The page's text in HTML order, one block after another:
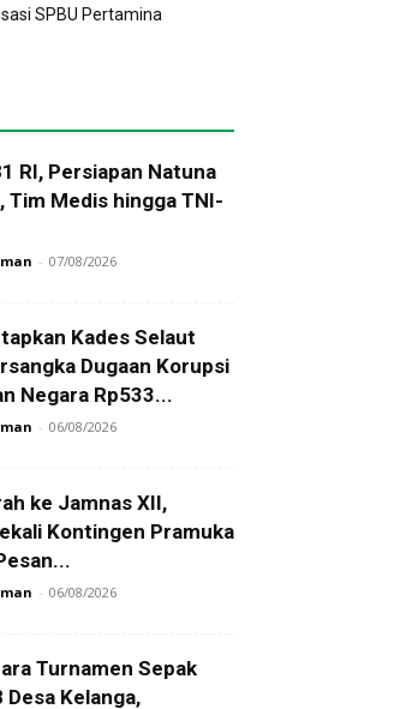
SPBU Pertamina
RI, Persiapan Natuna
Tim Medis hingga TNI-
- 07/08/2026
Kades Selaut
Dugaan Korupsi
Negara Rp533...
- 06/08/2026
ke Jamnas XII,
Kontingen Pramuka
- 06/08/2026
Turnamen Sepak
Desa Kelanga,